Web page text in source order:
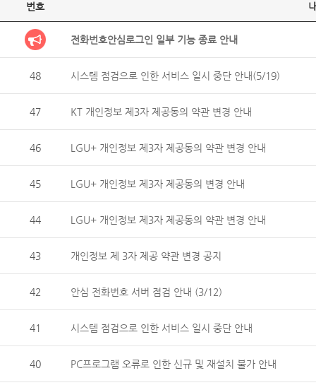
번호
전화번호안심로그인 일부 기능 종료 안내
48 시스템 점검으로 인한 서비스 일시 중단 안내(5/19)
47 KT 개인정보 제3자 제공동의 약관 변경 안내
46 LGU+ 개인정보 제3자 제공동의 약관 변경 안내
45 LGU+ 개인정보 제3자 제공동의 변경 안내
44 LGU+ 개인정보 제3자 제공동의 약관 변경 안내
43 개인정보 제 3자 제공 약관 변경 공지
42 안심 전화번호 서버 점검 안내 (3/12)
41 시스템 점검으로 인한 서비스 일시 중단 안내
40 PC프로그램 오류로 인한 신규 및 재설치 불가 안내